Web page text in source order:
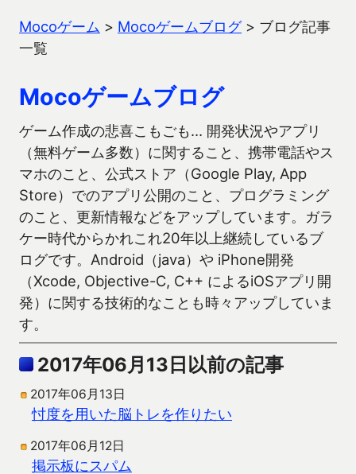
Mocoゲーム > Mocoゲームブログ> ブログ記事
一覧
Mocoゲームブログ
ゲーム作成の悲喜こもごも… 開発状況やアプリ
（無料ゲーム多数）に関すること、携帯電話やス
マホのこと、公式ストア（Google Play, App
Store）でのアプリ公開のこと、プログラミング
のこと、更新情報などをアップしています。ガラ
ケー時代からかれこれ20年以上継続しているブ
ログです。Android（java）や iPhone開発
（Xcode, Objective-C, C++ によるiOSアプリ開
発）に関する技術的なことも時々アップしていま
す。
2017年06月13日以前の記事
2017年06月13日
忖度を用いた脳トレを作りたい
2017年06月12日
掲示板にスパム